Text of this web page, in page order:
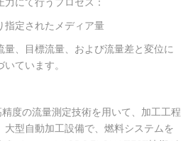
指定されたメディア量
、目標流量、および流量差と変位に
ています。
度の流量測定技術を用いて、加工工程
型自動加工設備で、燃料システムを